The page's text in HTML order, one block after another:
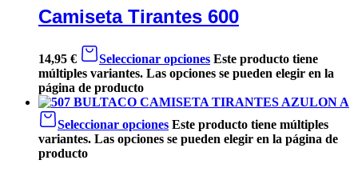
Camiseta Tirantes 600
14,95 € Seleccionar opciones Este producto tiene
múltiples variantes. Las opciones se pueden elegir en la
página de producto
Seleccionar opciones Este producto tiene múltiples
variantes. Las opciones se pueden elegir en la página de
producto